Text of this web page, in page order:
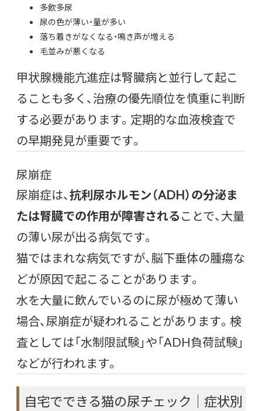
多飲多尿
尿の色が薄い・量が多い
落ち着きがなくなる・鳴き声が増える
毛並みが悪くなる
甲状腺機能亢進症は腎臓病と並行して起こ
ることも多く、治療の優先順位を慎重に判断
する必要があります。定期的な血液検査で
の早期発見が重要です。
尿崩症
尿崩症は、抗利尿ホルモン（ADH）の分泌ま
たは腎臓での作用が障害されることで、大量
の薄い尿が出る病気です。
猫ではまれな病気ですが、脳下垂体の腫瘍な
どが原因で起こることがあります。
水を大量に飲んでいるのに尿が極めて薄い
場合、尿崩症が疑われることがあります。検
査としては「水制限試験」や「ADH負荷試験」
などが行われます。
自宅でできる猫の尿チェック｜症状別